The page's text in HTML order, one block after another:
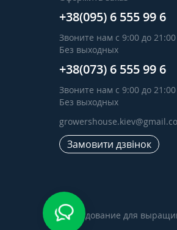
+38(095) 6 555 99 6
Звоните нам с 9:00 до 21:00
Без выходных
+38(073) 6 555 99 6
Звоните нам с 9:00 до 21:00
Без выходных
Замовити дзвінок
Оборудование для